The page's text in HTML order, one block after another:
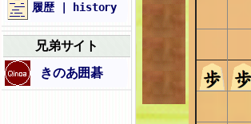
履歴 | history
兄弟サイト
きのあ囲碁